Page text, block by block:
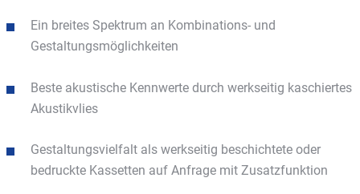
Ein breites Spektrum an Kombinations- und
Gestaltungsmöglichkeiten
Beste akustische Kennwerte durch werkseitig kaschiertes
Akustikvlies
Gestaltungsvielfalt als werkseitig beschichtete oder
bedruckte Kassetten auf Anfrage mit Zusatzfunktion